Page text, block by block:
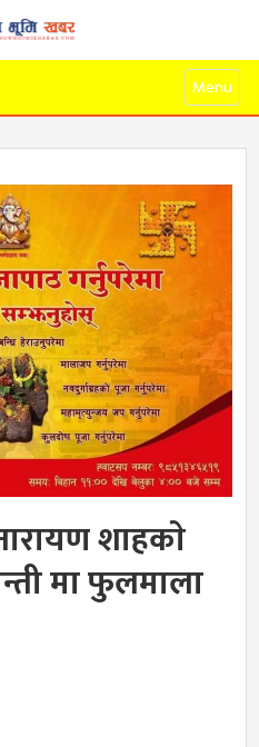
Menu
शाहकाे
मा फुलमाला